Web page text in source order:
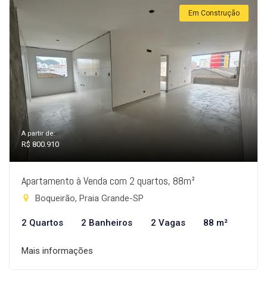
Em Construção
A partir de:
R$ 800.910
Apartamento à Venda com 2 quartos, 88m²
Boqueirão, Praia Grande-SP
2 Quartos 2 Banheiros 2 Vagas 88 m²
Mais informações